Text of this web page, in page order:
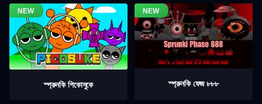
স্প্রুনকি পিকোসুকে স্প্রুনকি ফেজ ৮৮৮